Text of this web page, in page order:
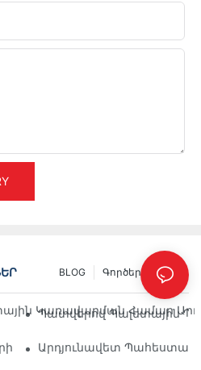
INFO
Գործեր
BLOG
Կառավարման Համար
Պատվերով Պալետային
Լուծումների Ապագան.
Արդյունավետ